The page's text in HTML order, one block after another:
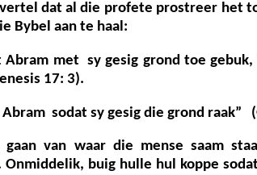
dat al die profete prostreer het
Bybel aan te haal:
Abram met sy gesig grond toe
17: 3).
sodat sy gesig die grond raak”
gaan van waar die mense saam
buig hulle hul koppe